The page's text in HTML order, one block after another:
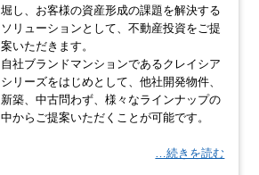
堀し、お客様の資産形成の課題を解決する
ソリューションとして、不動産投資をご提
案いただきます。
自社ブランドマンションであるクレイシア
シリーズをはじめとして、他社開発物件、
新築、中古問わず、様々なラインナップの
中からご提案いただくことが可能です。
…続きを読む